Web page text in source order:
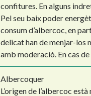
confitures. En alguns
Pel seu baix poder
consum d’albercoc, en
delicat han de menjar-los
amb moderació. En cas
Albercoquer
L’origen de l’albercoc